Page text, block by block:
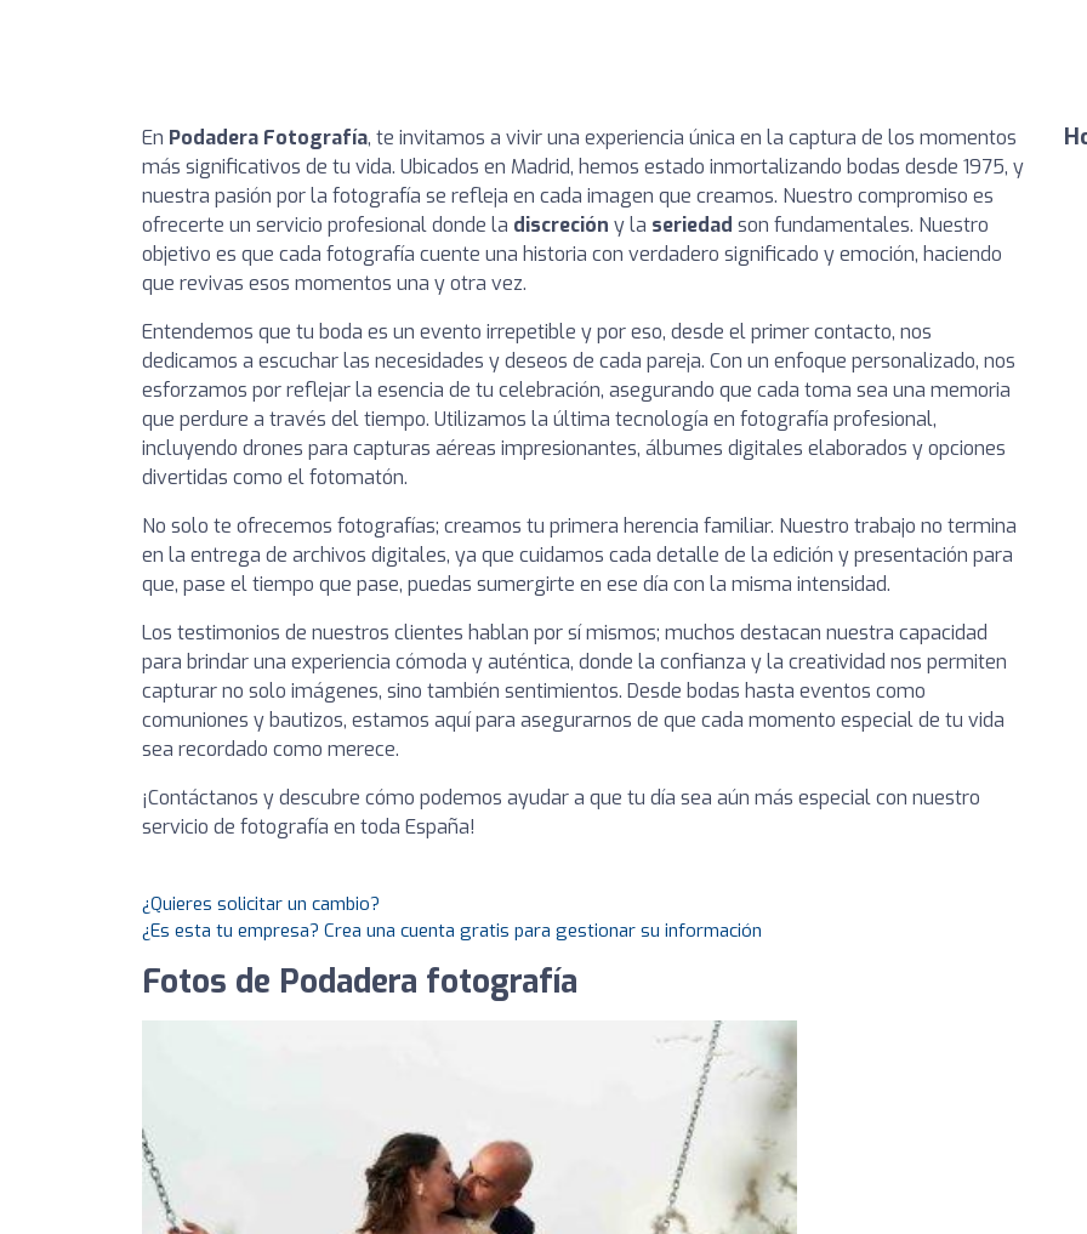
En Podadera Fotografía, te invitamos a vivir una experiencia única en la captura de los momentos
más significativos de tu vida. Ubicados en Madrid, hemos estado inmortalizando bodas desde 1975, y
nuestra pasión por la fotografía se refleja en cada imagen que creamos. Nuestro compromiso es
ofrecerte un servicio profesional donde la discreción y la seriedad son fundamentales. Nuestro
objetivo es que cada fotografía cuente una historia con verdadero significado y emoción, haciendo
que revivas esos momentos una y otra vez.
Entendemos que tu boda es un evento irrepetible y por eso, desde el primer contacto, nos
dedicamos a escuchar las necesidades y deseos de cada pareja. Con un enfoque personalizado, nos
esforzamos por reflejar la esencia de tu celebración, asegurando que cada toma sea una memoria
que perdure a través del tiempo. Utilizamos la última tecnología en fotografía profesional,
incluyendo drones para capturas aéreas impresionantes, álbumes digitales elaborados y opciones
divertidas como el fotomatón.
No solo te ofrecemos fotografías; creamos tu primera herencia familiar. Nuestro trabajo no termina
en la entrega de archivos digitales, ya que cuidamos cada detalle de la edición y presentación para
que, pase el tiempo que pase, puedas sumergirte en ese día con la misma intensidad.
Los testimonios de nuestros clientes hablan por sí mismos; muchos destacan nuestra capacidad
para brindar una experiencia cómoda y auténtica, donde la confianza y la creatividad nos permiten
capturar no solo imágenes, sino también sentimientos. Desde bodas hasta eventos como
comuniones y bautizos, estamos aquí para asegurarnos de que cada momento especial de tu vida
sea recordado como merece.
¡Contáctanos y descubre cómo podemos ayudar a que tu día sea aún más especial con nuestro
servicio de fotografía en toda España!
¿Quieres solicitar un cambio?
¿Es esta tu empresa? Crea una cuenta gratis para gestionar su información
Fotos de Podadera fotografía